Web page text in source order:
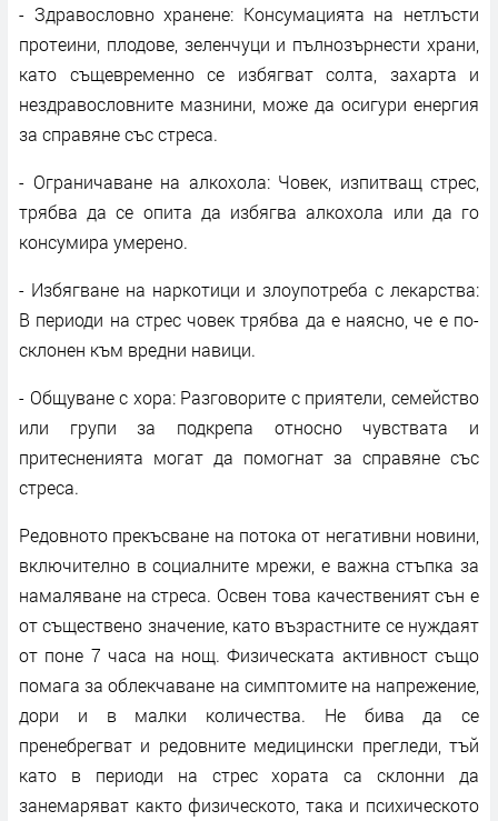
- Здравословно хранене: Консумацията на нетлъсти
протеини, плодове, зеленчуци и пълнозърнести храни,
като същевременно се избягват солта, захарта и
нездравословните мазнини, може да осигури енергия
за справяне със стреса.
- Ограничаване на алкохола: Човек, изпитващ стрес,
трябва да се опита да избягва алкохола или да го
консумира умерено.
- Избягване на наркотици и злоупотреба с лекарства:
В периоди на стрес човек трябва да е наясно, че е по-
склонен към вредни навици.
- Общуване с хора: Разговорите с приятели, семейство
или групи за подкрепа относно чувствата и
притесненията могат да помогнат за справяне със
стреса.
Редовното прекъсване на потока от негативни новини,
включително в социалните мрежи, е важна стъпка за
намаляване на стреса. Освен това качественият сън е
от съществено значение, като възрастните се нуждаят
от поне 7 часа на нощ. Физическата активност също
помага за облекчаване на симптомите на напрежение,
дори и в малки количества. Не бива да се
пренебрегват и редовните медицински прегледи, тъй
като в периоди на стрес хората са склонни да
занемаряват както физическото, така и психическото